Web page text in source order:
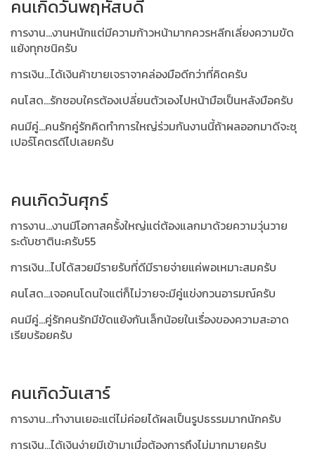
คนเกิดวันพฤหัสบดี
การงาน...งานหนักแต่มีความก้าวหน้ามากควรหลีกเลี่ยงความขัด
แย้งทุกชนิครับ
การเงิน...ได้เงินค้าขายเจราจาคล่องมือดีกว่าที่คิดครับ
คนโสด...รักชอบใครต้องเปลี่ยนตัวเองไปหน้ามือเป็นหลังมือครับ
คนมีคู่...คนรักคู่รักคิดทำการใหญ่ร่วมกันงานนี้ถ้าผลออกมาดีจะซุ
เปอร์โคตรดีไปเลยครับ
คนเกิดวันศุกร์
การงาน...งานมีโอกาสครั้งใหญ่แต่ต้องแลกมาด้วยความวุ่นวาย
ระดับชาตินะครับ55
การเงิน...ไปได้สวยมีรายรับที่ดีมีรายจ่ายแค่พอเหมาะสมครับ
คนโสด...เจอคนโดนใจแต่ก็ไม่วายจะมีคู่แข่งกวนอารมณ์ครับ
คนมีคู่...คู่รักคนรักมีขัดแย้งกันเล็กน้อยในเรื่องของความสะอาด
เรียบร้อยครับ
คนเกิดวันเสาร์
การงาน...ทำงานเยอะแต่ไม่ค่อยได้ผลเป็นรูปธรรมมากนักครับ
การเงิน...ได้เงินง่ายมีเข้ามาเมื่อต้องการถึงไม่มากมายครับ